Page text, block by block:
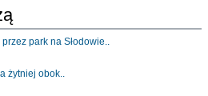
park na Słodowie..
żytniej obok..